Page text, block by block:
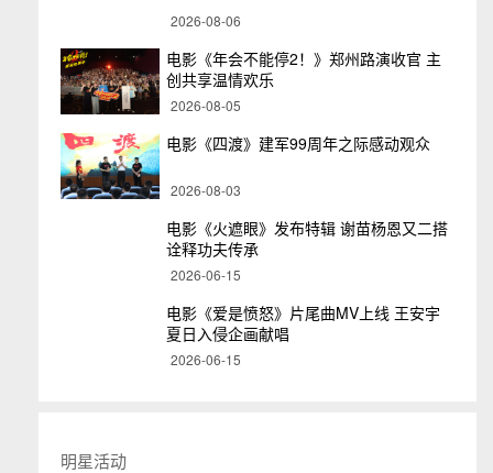
2026-08-06
电影《年会不能停2！》郑州路演收官 主
创共享温情欢乐
2026-08-05
电影《四渡》建军99周年之际感动观众
2026-08-03
电影《火遮眼》发布特辑 谢苗杨恩又二搭
诠释功夫传承
2026-06-15
电影《爱是愤怒》片尾曲MV上线 王安宇
夏日入侵企画献唱
2026-06-15
明星活动